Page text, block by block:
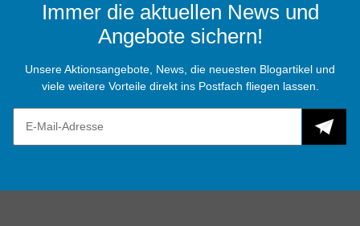
Immer die aktuellen News und
Angebote sichern!
Unsere Aktionsangebote, News, die neuesten Blogartikel und
viele weitere Vorteile direkt ins Postfach fliegen lassen.